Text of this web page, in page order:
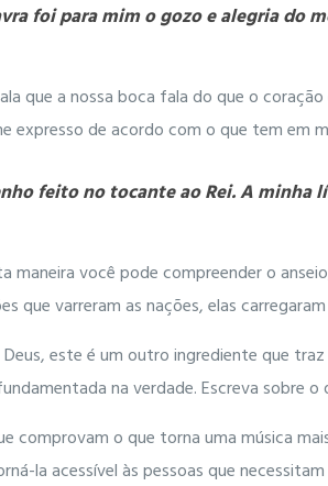
foi para mim o gozo e alegria do
que a nossa boca fala do que o
expresso de acordo com o que tem em
feito no tocante ao Rei. A minha
maneira você pode compreender o
que varreram as nações, elas
este é um outro ingrediente que
na verdade. Escreva sobre o
o que torna uma música
la acessível às pessoas que